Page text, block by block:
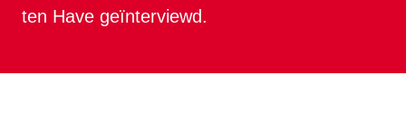
ten Have geïnterviewd.